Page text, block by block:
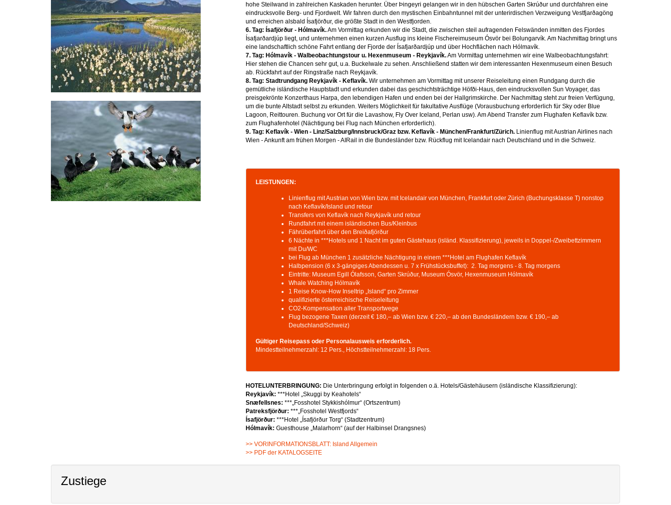
hohe Steilwand in zahlreichen Kaskaden herunter. Über Þingeyri gelangen wir in den hübschen Garten Skrúður und durchfahren eine
eindrucksvolle Berg- und Fjordwelt. Wir fahren durch den mystischen Einbahntunnel mit der unterirdischen Verzweigung Vestfjarðagöng
und erreichen alsbald Ísafjörður, die größte Stadt in den Westfjorden.
6. Tag: Ísafjörður - Hólmavík.Am Vormittag erkunden wir die Stadt, die zwischen steil aufragenden Felswänden inmitten des Fjordes
Ísafjarðardjúp liegt, und unternehmen einen kurzen Ausflug ins kleine Fischereimuseum Ósvör bei Bolungarvík. Am Nachmittag bringt uns
eine landschaftlich schöne Fahrt entlang der Fjorde der Ísafjarðardjúp und über Hochflächen nach Hólmavík.
7. Tag: Hólmavík - Walbeobachtungstour u. Hexenmuseum - Reykjavík.Am Vormittag unternehmen wir eine Walbeobachtungsfahrt:
Hier stehen die Chancen sehr gut, u.a. Buckelwale zu sehen. Anschließend statten wir dem interessanten Hexenmuseum einen Besuch
ab. Rückfahrt auf der Ringstraße nach Reykjavík.
8. Tag: Stadtrundgang Reykjavík - Keflavík. Wir unternehmen am Vormittag mit unserer Reiseleitung einen Rundgang durch die
gemütliche isländische Hauptstadt und erkunden dabei das geschichtsträchtige Höfði-Haus, den eindrucksvollen Sun Voyager, das
preisgekrönte Konzerthaus Harpa, den lebendigen Hafen und enden bei der Hallgrimskirche. Der Nachmittag steht zur freien Verfügung,
um die bunte Altstadt selbst zu erkunden. Weiters Möglichkeit für fakultative Ausflüge (Vorausbuchung erforderlich für Sky oder Blue
Lagoon, Reittouren. Buchung vor Ort für die Lavashow, Fly Over Iceland, Perlan usw). Am Abend Transfer zum Flughafen Keflavík bzw.
zum Flughafenhotel (Nächtigung bei Flug nach München erforderlich).
9. Tag: Keflavík - Wien - Linz/Salzburg/Innsbruck/Graz bzw. Keflavík - München/Frankfurt/Zürich. Linienflug mit Austrian Airlines nach
Wien - Ankunft am frühen Morgen - AIRail in die Bundesländer bzw. Rückflug mit Icelandair nach Deutschland und in die Schweiz.
LEISTUNGEN:
Linienflug mit Austrian von Wien bzw. mit Icelandair von München, Frankfurt oder Zürich (Buchungsklasse T) nonstop
nach Keflavík/Island und retour
Transfers von Keflavík nach Reykjavík und retour
Rundfahrt mit einem isländischen Bus/Kleinbus
Fährüberfahrt über den Breiðafjörður
6 Nächte in ***Hotels und 1 Nacht im guten Gästehaus (isländ. Klassifizierung), jeweils in Doppel-/Zweibettzimmern
mit Du/WC
bei Flug ab München 1 zusätzliche Nächtigung in einem ***Hotel am Flughafen Keflavík
Halbpension (6 x 3-gängiges Abendessen u. 7 x Frühstücksbuffet): 2. Tag morgens - 8. Tag morgens
Eintritte: Museum Egill Ólafsson, Garten Skrúður, Museum Ósvör, Hexenmuseum Hólmavík
Whale Watching Hólmavík
1 Reise Know-How Inseltrip „Island“ pro Zimmer
qualifizierte österreichische Reiseleitung
CO2-Kompensation aller Transportwege
Flug bezogene Taxen (derzeit € 180,– ab Wien bzw. € 220,– ab den Bundesländern bzw. € 190,– ab
Deutschland/Schweiz)
Gültiger Reisepass oder Personalausweis erforderlich.
Mindestteilnehmerzahl: 12 Pers., Höchstteilnehmerzahl: 18 Pers.
HOTELUNTERBRINGUNG: Die Unterbringung erfolgt in folgenden o.ä. Hotels/Gästehäusern (isländische Klassifizierung):
Reykjavík: ***Hotel „Skuggi by Keahotels“
Snæfellsnes: ***„Fosshotel Stykkishólmur“ (Ortszentrum)
Patreksfjörður: ***„Fosshotel Westfjords“
Ísafjörður: ***Hotel „Ísafjörður Torg“ (Stadtzentrum)
Hólmavík: Guesthouse „Malarhorn“ (auf der Halbinsel Drangsnes)
>> VORINFORMATIONSBLATT: Island Allgemein
>> PDF der KATALOGSEITE
Zustiege